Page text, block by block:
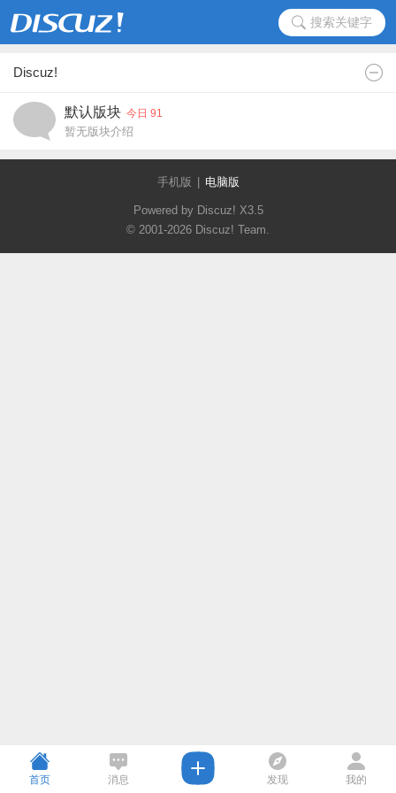
搜索关键字
Discuz!
默认版块 今日 91
暂无版块介绍
手机版 电脑版
Powered by Discuz! X3.5
© 2001-2026 Discuz! Team.
首页 消息 发现 我的